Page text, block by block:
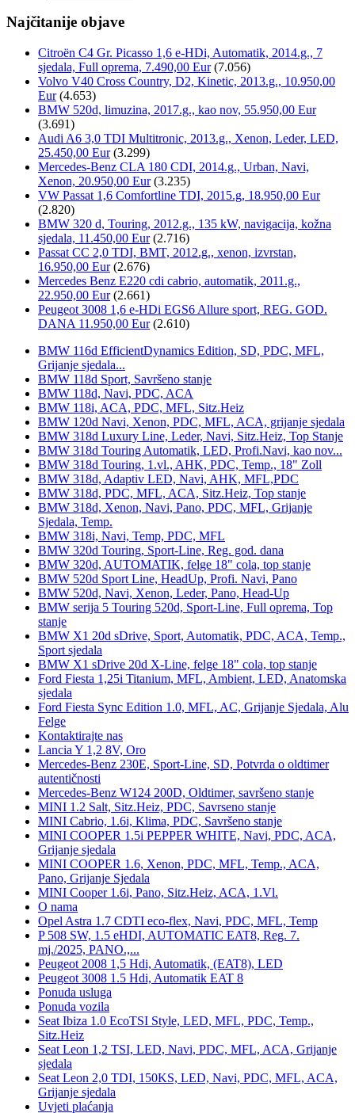
Najčitanije objave
Citroën C4 Gr. Picasso 1,6 e-HDi, Automatik, 2014.g., 7
sjedala, Full oprema, 7.490,00 Eur (7.056)
Volvo V40 Cross Country, D2, Kinetic, 2013.g., 10.950,00
Eur (4.653)
BMW 520d, limuzina, 2017.g., kao nov, 55.950,00 Eur
(3.691)
Audi A6 3,0 TDI Multitronic, 2013.g., Xenon, Leder, LED,
25.450,00 Eur (3.299)
Mercedes-Benz CLA 180 CDI, 2014.g., Urban, Navi,
Xenon, 20.950,00 Eur (3.235)
VW Passat 1,6 Comfortline TDI, 2015.g, 18.950,00 Eur
(2.820)
BMW 320 d, Touring, 2012.g., 135 kW, navigacija, kožna
sjedala, 11.450,00 Eur (2.716)
Passat CC 2,0 TDI, BMT, 2012.g., xenon, izvrstan,
16.950,00 Eur (2.676)
Mercedes Benz E220 cdi cabrio, automatik, 2011.g.,
22.950,00 Eur (2.661)
Peugeot 3008 1,6 e-HDi EGS6 Allure sport, REG. GOD.
DANA 11.950,00 Eur (2.610)
BMW 116d EfficientDynamics Edition, SD, PDC, MFL,
Grijanje sjedala...
BMW 118d Sport, Savršeno stanje
BMW 118d, Navi, PDC, ACA
BMW 118i, ACA, PDC, MFL, Sitz.Heiz
BMW 120d Navi, Xenon, PDC, MFL, ACA, grijanje sjedala
BMW 318d Luxury Line, Leder, Navi, Sitz.Heiz, Top Stanje
BMW 318d Touring Automatik, LED, Profi.Navi, kao nov...
BMW 318d Touring, 1.vl., AHK, PDC, Temp., 18" Zoll
BMW 318d, Adaptiv LED, Navi, AHK, MFL,PDC
BMW 318d, PDC, MFL, ACA, Sitz.Heiz, Top stanje
BMW 318d, Xenon, Navi, Pano, PDC, MFL, Grijanje
Sjedala, Temp.
BMW 318i, Navi, Temp, PDC, MFL
BMW 320d Touring, Sport-Line, Reg. god. dana
BMW 320d, AUTOMATIK, felge 18" cola, top stanje
BMW 520d Sport Line, HeadUp, Profi. Navi, Pano
BMW 520d, Navi, Xenon, Leder, Pano, Head-Up
BMW serija 5 Touring 520d, Sport-Line, Full oprema, Top
stanje
BMW X1 20d sDrive, Sport, Automatik, PDC, ACA, Temp.,
Sport sjedala
BMW X1 sDrive 20d X-Line, felge 18" cola, top stanje
Ford Fiesta 1,25i Titanium, MFL, Ambient, LED, Anatomska
sjedala
Ford Fiesta Sync Edition 1.0, MFL, AC, Grijanje Sjedala, Alu
Felge
Kontaktirajte nas
Lancia Y 1,2 8V, Oro
Mercedes-Benz 230E, Sport-Line, SD, Potvrda o oldtimer
autentičnosti
Mercedes-Benz W124 200D, Oldtimer, savršeno stanje
MINI 1.2 Salt, Sitz.Heiz, PDC, Savrseno stanje
MINI Cabrio, 1.6i, Klima, PDC, Savršeno stanje
MINI COOPER 1.5i PEPPER WHITE, Navi, PDC, ACA,
Grijanje sjedala
MINI COOPER 1.6, Xenon, PDC, MFL, Temp., ACA,
Pano, Grijanje Sjedala
MINI Cooper 1.6i, Pano, Sitz.Heiz, ACA, 1.Vl.
O nama
Opel Astra 1.7 CDTI eco-flex, Navi, PDC, MFL, Temp
P 508 SW, 1.5 eHDI, AUTOMATIC EAT8, Reg. 7.
mj./2025, PANO.,...
Peugeot 2008 1,5 Hdi, Automatik, (EAT8), LED
Peugeot 3008 1.5 Hdi, Automatik EAT 8
Ponuda usluga
Ponuda vozila
Seat Ibiza 1.0 EcoTSI Style, LED, MFL, PDC, Temp.,
Sitz.Heiz
Seat Leon 1,2 TSI, LED, Navi, PDC, MFL, ACA, Grijanje
sjedala
Seat Leon 2,0 TDI, 150KS, LED, Navi, PDC, MFL, ACA,
Grijanje sjedala
Uvjeti plaćanja